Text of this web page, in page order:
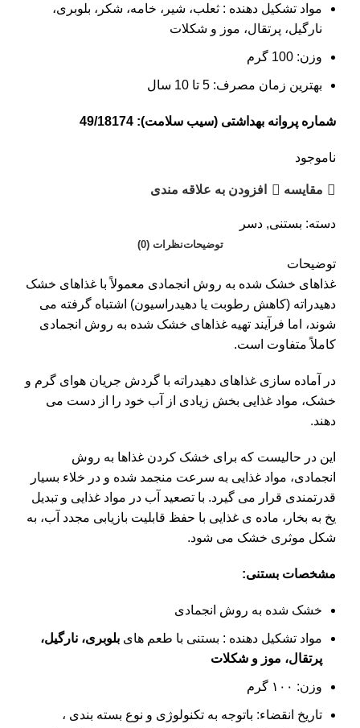
مواد تشکیل دهنده : ثعلب، شیر، خامه، شکر، بلوبری،
نارگیل، پرتقال، موز و شکلات
وزن: 100 گرم
بهترین زمان مصرف: 5 تا 10 سال
شماره پروانه بهداشتی (سیب سلامت): 49/18174
ناموجود
مقایسه افزودن به علاقه مندی
دسته: بستنی, دسر
توضیحاتنظرات (0)
توضیحات
غذاهای خشک شده به روش انجمادی معمولاً با غذاهای خشک
دهیدراته (کاهش رطوبت یا دهیدراسیون) اشتباه گرفته می
شوند، اما فرآیند تهیه غذاهای خشک شده به روش انجمادی
کاملاً متفاوت است.
در آماده سازی غذاهای دهیدراته با گردش جریان هوای گرم و
خشک، مواد غذایی بخش زیادی از آب خود را از دست می
دهند.
این در حالیست که برای خشک کردن غذاها به روش
انجمادی، مواد غذایی به سرعت منجمد شده و در خلاء بسیار
قدرتمندی قرار می گیرد. با تصعید آب در مواد غذایی و تبدیل
یخ به بخار، ماده ی غذایی با حفظ قابلیت بازیابی مجدد آب، به
شکل موثری خشک می شود.
مشخصات بستنی:
خشک شده به روش انجمادی
مواد تشکیل دهنده : بستنی با طعم های بلوبری، نارگیل،
پرتقال، موز و شکلات
وزن: ۱۰۰ گرم
تاریخ انقضاء: باتوجه به تکنولوژی و نوع بسته بندی ،